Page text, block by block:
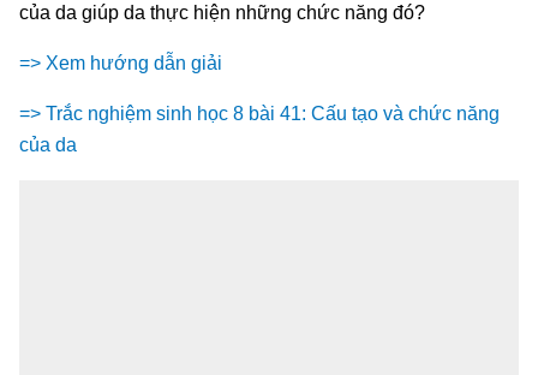
của da giúp da thực hiện những chức năng đó?
=> Xem hướng dẫn giải
=> Trắc nghiệm sinh học 8 bài 41: Cấu tạo và chức năng
của da